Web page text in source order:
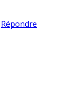
Répondre